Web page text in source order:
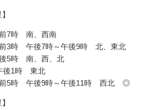
7時 南、西南
前3時 午後7時～午後9時 北、東北
5時 南、西、北
後1時 東北
前5時 午後9時～午後11時 西北 ◎